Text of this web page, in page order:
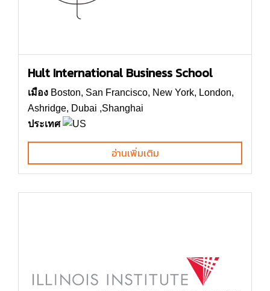
Hult International Business School
เมือง Boston, San Francisco, New York, London,
Ashridge, Dubai ,Shanghai
ประเทศ
อ่านเพิ่มเติม